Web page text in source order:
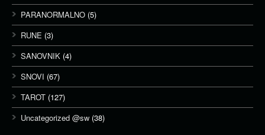
PARANORMALNO (5)
RUNE (3)
SANOVNIK (4)
SNOVI (67)
TAROT (127)
Uncategorized @sw (38)